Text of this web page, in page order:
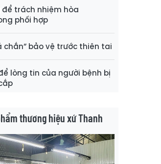
để trách nhiệm hòa
phối hợp
chắn” bảo vệ trước thiên tai
lòng tin của người bệnh bị
thương hiệu xứ Thanh